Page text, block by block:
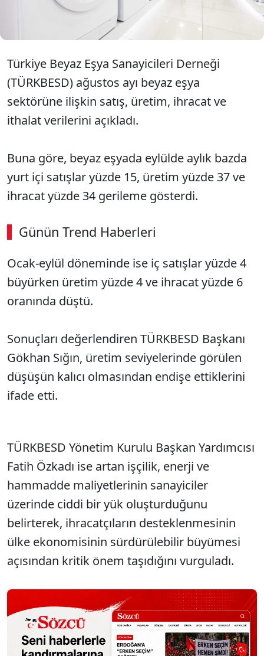
Türkiye Beyaz Eşya Sanayicileri Derneği
(TÜRKBESD) ağustos ayı beyaz eşya
sektörüne ilişkin satış, üretim, ihracat ve
ithalat verilerini açıkladı.
Buna göre, beyaz eşyada eylülde aylık bazda
yurt içi satışlar yüzde 15, üretim yüzde 37 ve
ihracat yüzde 34 gerileme gösterdi.
Günün Trend Haberleri
00:02 / 08:06
Sesi Aç
Ocak-eylül döneminde ise iç satışlar yüzde 4
büyürken üretim yüzde 4 ve ihracat yüzde 6
oranında düştü.
Sonuçları değerlendiren TÜRKBESD Başkanı
Gökhan Sığın, üretim seviyelerinde görülen
düşüşün kalıcı olmasından endişe ettiklerini
ifade etti.
TÜRKBESD Yönetim Kurulu Başkan Yardımcısı
Fatih Özkadı ise artan işçilik, enerji ve
hammadde maliyetlerinin sanayiciler
üzerinde ciddi bir yük oluşturduğunu
belirterek, ihracatçıların desteklenmesinin
ülke ekonomisinin sürdürülebilir büyümesi
açısından kritik önem taşıdığını vurguladı.